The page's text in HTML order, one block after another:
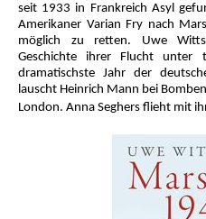
seit 1933 in Frankreich Asyl
Amerikaner Varian Fry nach
möglich zu retten. Uwe
Geschichte ihrer Flucht unter
dramatischste Jahr der
lauscht Heinrich Mann bei
London. Anna Seghers flieht mit